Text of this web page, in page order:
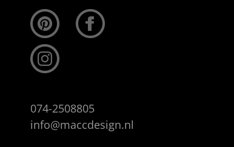
074-2508805
info@maccdesign.nl